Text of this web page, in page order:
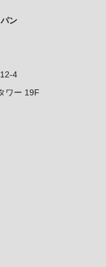
ン
4
ー 19F